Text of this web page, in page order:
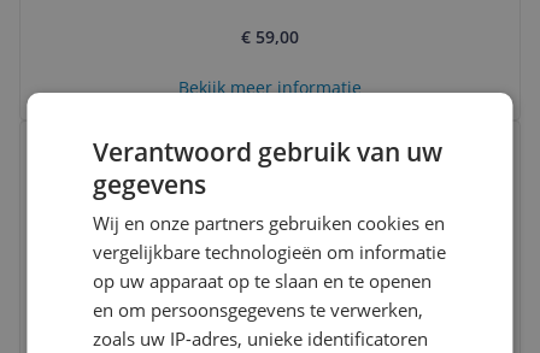
€ 59,00
Bekijk meer informatie
Vergelijken
Verantwoord gebruik van uw
gegevens
Wij en onze partners gebruiken cookies en
vergelijkbare technologieën om informatie
op uw apparaat op te slaan en te openen
en om persoonsgegevens te verwerken,
zoals uw IP-adres, unieke identificatoren